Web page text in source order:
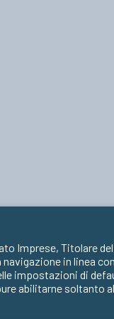
Imprese, Titolare
navigazione in linea
impostazioni di
abilitarne soltanto